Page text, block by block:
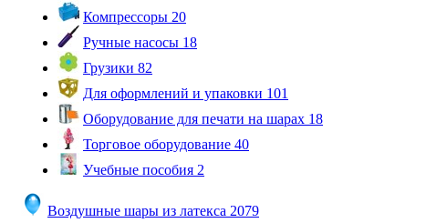
Компрессоры 20
Ручные насосы 18
Грузики 82
Для оформлений и упаковки 101
Оборудование для печати на шарах 18
Торговое оборудование 40
Учебные пособия 2
Воздушные шары из латекса 2079